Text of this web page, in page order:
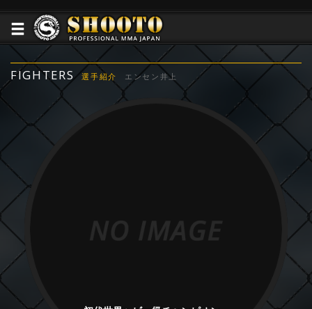
FIGHTERS 選手紹介 エンセン井上